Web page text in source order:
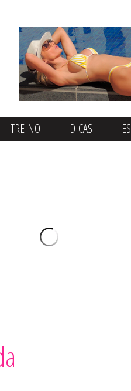
TREINO DICAS